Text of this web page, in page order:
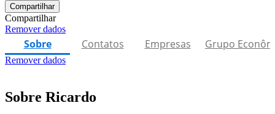
Compartilhar
Compartilhar
Remover dados
Sobre Contatos Empresas Grupo
Remover dados
Sobre Ricardo